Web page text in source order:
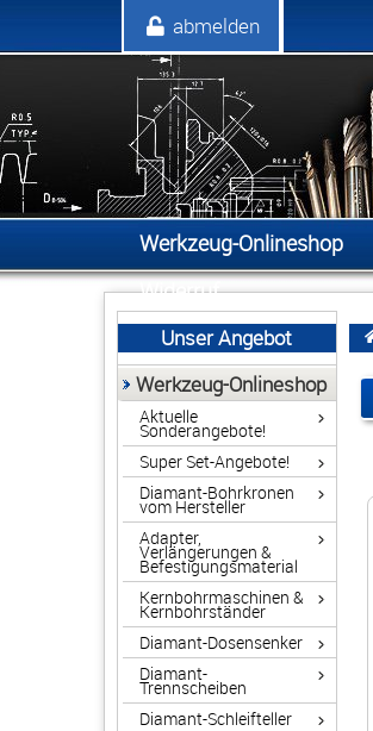
Anmelden
abmelden
Werkzeug-Onlineshop
Widerruf
Unser Angebot
Werkzeug-Onlineshop
Aktuelle
Sonderangebote!
Super Set-Angebote!
Diamant-Bohrkronen
vom Hersteller
Adapter,
Verlängerungen &
Befestigungsmaterial
Kernbohrmaschinen &
Kernbohrständer
Diamant-Dosensenker
Diamant-
Trennscheiben
Diamant-Schleifteller